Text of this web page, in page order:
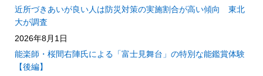
近所づきあいが良い人は防災対策の実施割合が高い傾向 東北
大が調査
2026年8月1日
能楽師・桜間右陣氏による「富士見舞台」の特別な能鑑賞体験
【後編】